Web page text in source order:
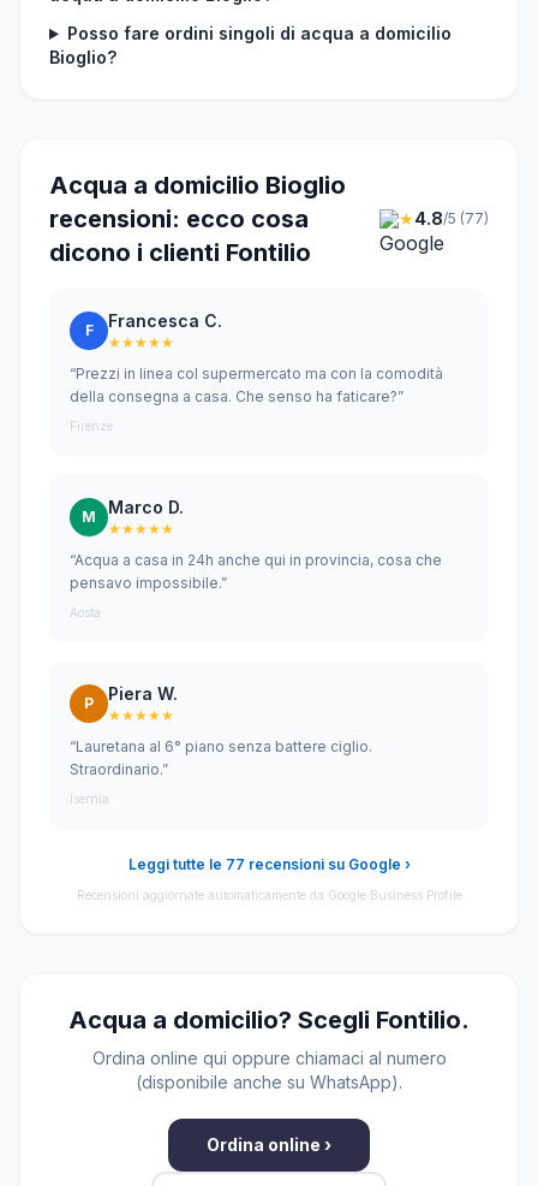
Posso fare ordini singoli di acqua a domicilio
Bioglio?
Acqua a domicilio Bioglio
recensioni: ecco cosa
dicono i clienti Fontilio
★4.8/5 (77)
F Francesca C.
★★★★★
“Prezzi in linea col supermercato ma con la comodità
della consegna a casa. Che senso ha faticare?”
Firenze
M Marco D.
★★★★★
“Acqua a casa in 24h anche qui in provincia, cosa che
pensavo impossibile.”
Aosta
P Piera W.
★★★★★
“Lauretana al 6° piano senza battere ciglio.
Straordinario.”
Isernia
Leggi tutte le 77 recensioni su Google ›
Recensioni aggiornate automaticamente da Google Business Profile
Acqua a domicilio? Scegli Fontilio.
Ordina online qui oppure chiamaci al numero
(disponibile anche su WhatsApp).
Ordina online ›